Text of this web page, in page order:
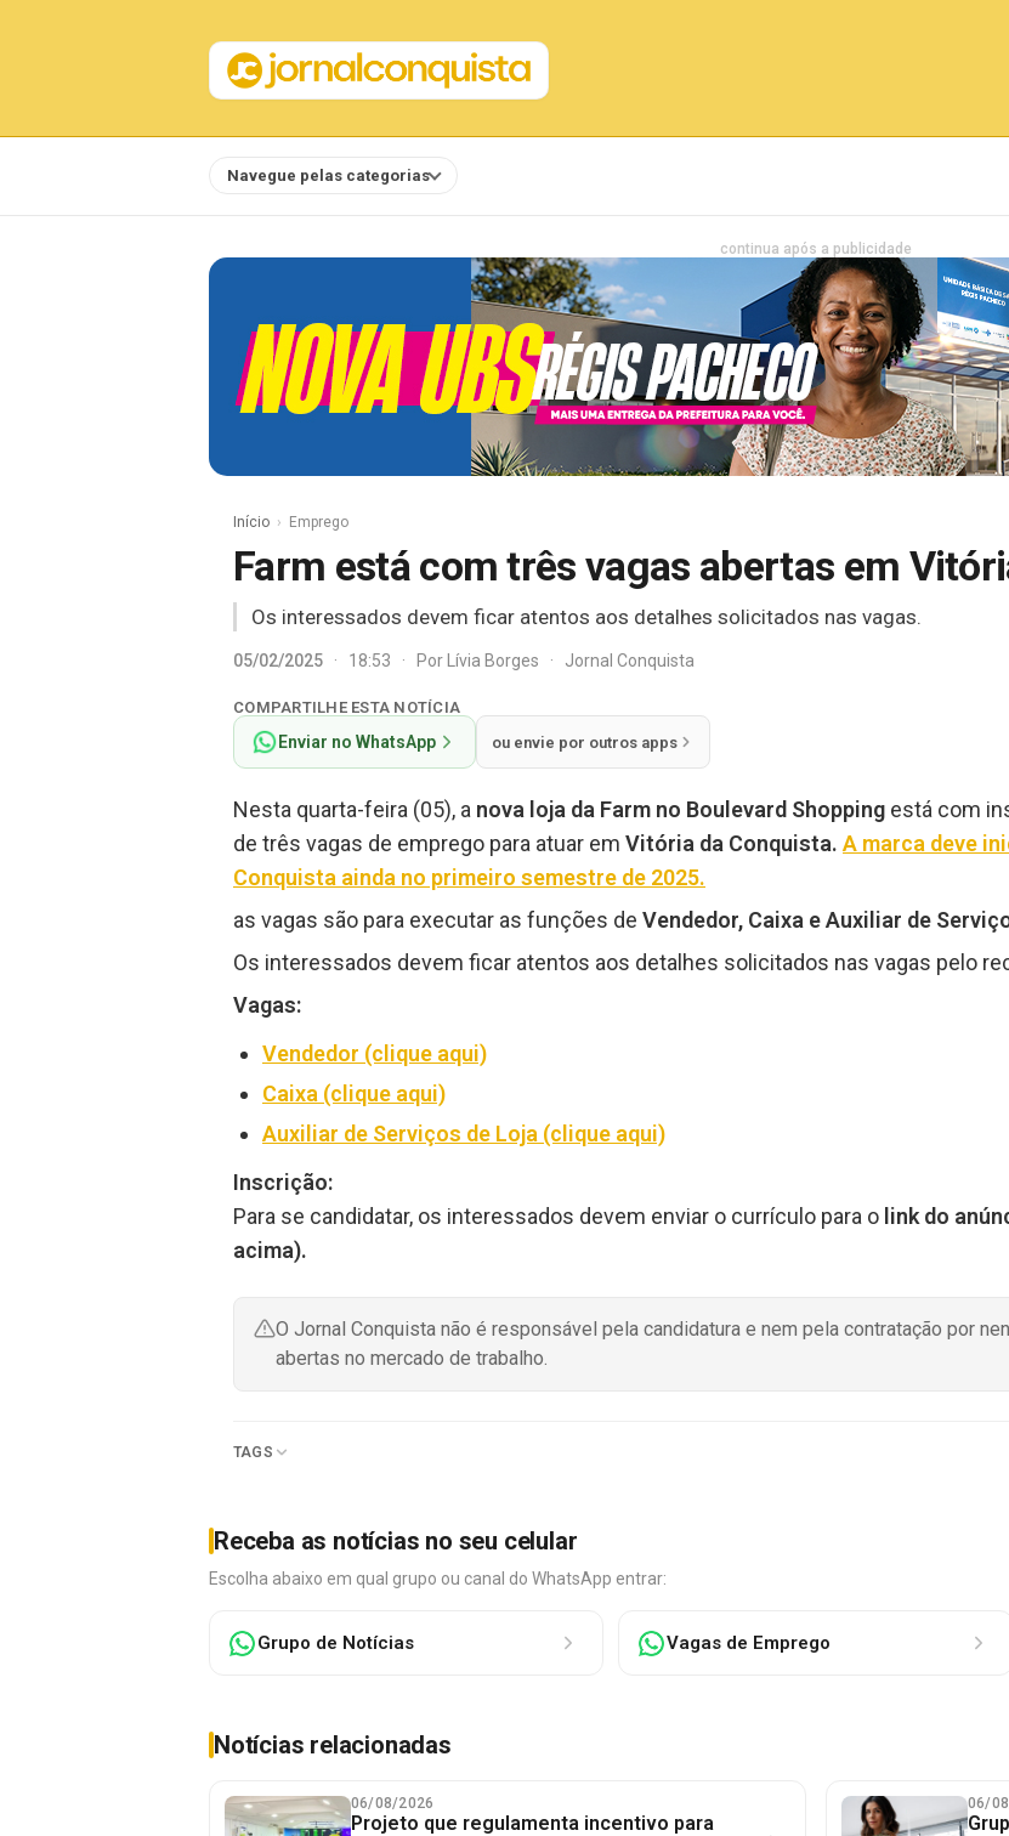
Navegue pelas categorias
continua após a publicidade
Início Emprego
Farm está com três vagas abertas em
Os interessados devem ficar atentos aos detalhes solicitados nas vagas.
05/02/2025 · 18:53 · PorLívia Borges · Jornal Conquista
COMPARTILHE ESTA NOTÍCIA
Enviar no WhatsApp ou envie por outros apps
Nesta quarta-feira (05), a nova loja da Farm no Boulevard Shopping está com
de três vagas de emprego para atuar em Vitória da Conquista. A marca deve
Conquista ainda no primeiro semestre de 2025.
as vagas são para executar as funções de Vendedor, Caixa e Auxiliar de
Os interessados devem ficar atentos aos detalhes solicitados nas vagas pelo
Vagas:
Vendedor (clique aqui)
Caixa (clique aqui)
Auxiliar de Serviços de Loja (clique aqui)
Inscrição:
Para se candidatar, os interessados devem enviar o currículo para o link do
acima).
O Jornal Conquista não é responsável pela candidatura e nem pela contratação por
abertas no mercado de trabalho.
TAGS
Receba as notícias no seu celular
Escolha abaixo em qual grupo ou canal do WhatsApp entrar:
Grupo de Notícias Vagas de Emprego
Notícias relacionadas
06/08/2026
Projeto que regulamenta incentivo para
06/